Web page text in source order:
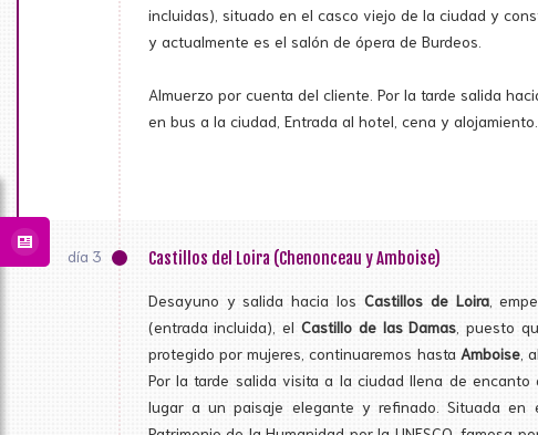
incluidas), situado en el casco viejo de la ciudad y
y actualmente es el salón de ópera de Burdeos.
Almuerzo por cuenta del cliente. Por la tarde salida
en bus a la ciudad, Entrada al hotel, cena y alojamiento.
día 3 Castillos del Loira (Chenonceau y Amboise)
Desayuno y salida hacia los Castillos de Loira,
(entrada incluida), el Castillo de las Damas , puesto
protegido por mujeres, continuaremos hasta Amboise,
Por la tarde salida visita a la ciudad llena de
lugar a un paisaje elegante y refinado. Situada